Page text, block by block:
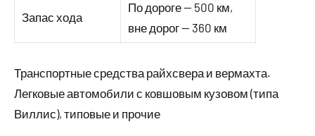
Запас хода
По дороге — 500 км,
вне дорог — 360 км
Транспортные средства райхсвера и вермахта.
Легковые автомобили с ковшовым кузовом (типа
Виллис), типовые и прочие